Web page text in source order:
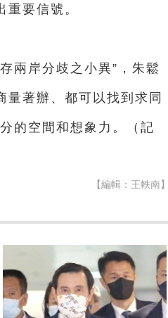
要信號。
岸分歧之小異”，朱鬆
量著辦、都可以找到求同
的空間和想象力。（記
【編輯：王軼南】